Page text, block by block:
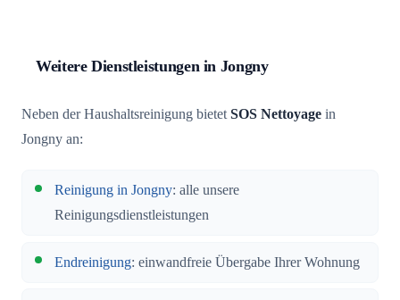
Weitere Dienstleistungen in Jongny
Neben der Haushaltsreinigung bietetSOS Nettoyage in
Jongny an:
Reinigung in Jongny: alle unsere
Reinigungsdienstleistungen
Endreinigung: einwandfreie Übergabe Ihrer Wohnung